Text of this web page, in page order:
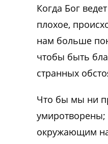
Когда Бог
плохое,
нам больше
чтобы быть
странных
Что бы мы ни
умиротворены;
окружающим